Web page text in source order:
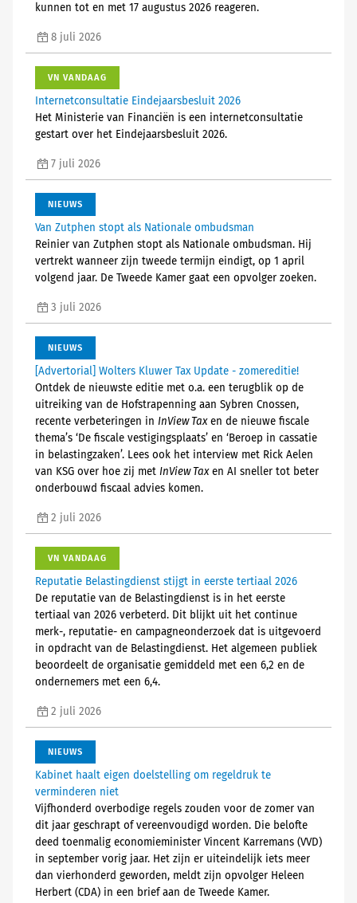
kunnen tot en met 17 augustus 2026 reageren.
8 juli 2026
VN VANDAAG
Internetconsultatie Eindejaarsbesluit 2026
Het Ministerie van Financiën is een internetconsultatie
gestart over het Eindejaarsbesluit 2026.
7 juli 2026
NIEUWS
Van Zutphen stopt als Nationale ombudsman
Reinier van Zutphen stopt als Nationale ombudsman. Hij
vertrekt wanneer zijn tweede termijn eindigt, op 1 april
volgend jaar. De Tweede Kamer gaat een opvolger zoeken.
3 juli 2026
NIEUWS
[Advertorial] Wolters Kluwer Tax Update - zomereditie!
Ontdek de nieuwste editie met o.a. een terugblik op de
uitreiking van de Hofstrapenning aan Sybren Cnossen,
recente verbeteringen in InView Taxen de nieuwe fiscale
thema’s ‘De fiscale vestigingsplaats’ en ‘Beroep in cassatie
in belastingzaken’. Lees ook het interview met Rick Aelen
van KSG over hoe zij met InView Taxen AI sneller tot beter
onderbouwd fiscaal advies komen.
2 juli 2026
VN VANDAAG
Reputatie Belastingdienst stijgt in eerste tertiaal 2026
De reputatie van de Belastingdienst is in het eerste
tertiaal van 2026 verbeterd. Dit blijkt uit het continue
merk-, reputatie- en campagneonderzoek dat is uitgevoerd
in opdracht van de Belastingdienst. Het algemeen publiek
beoordeelt de organisatie gemiddeld met een 6,2 en de
ondernemers met een 6,4.
2 juli 2026
NIEUWS
Kabinet haalt eigen doelstelling om regeldruk te
verminderen niet
Vijfhonderd overbodige regels zouden voor de zomer van
dit jaar geschrapt of vereenvoudigd worden. Die belofte
deed toenmalig economieminister Vincent Karremans (VVD)
in september vorig jaar. Het zijn er uiteindelijk iets meer
dan vierhonderd geworden, meldt zijn opvolger Heleen
Herbert (CDA) in een brief aan de Tweede Kamer.